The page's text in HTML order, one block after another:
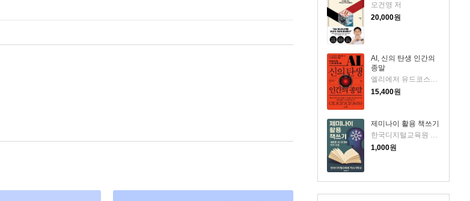
오건영 저
20,000원
AI, 신의 탄생 인간의
종말
엘리에저 유드코스키,네이트 소아레스 공저/고영훈 역
15,400원
제미나이 활용 책쓰기
1,000원